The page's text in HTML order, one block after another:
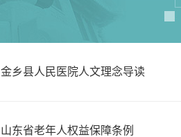
金乡县人民医院人文理念导读
山东省老年人权益保障条例